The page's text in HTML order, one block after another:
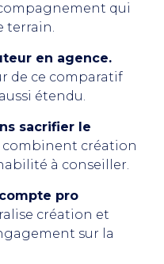
qui
terrain.
en agence.
de ce comparatif
étendu.
sacrifier le
combinent création
à conseiller.
pro
création et
sur la